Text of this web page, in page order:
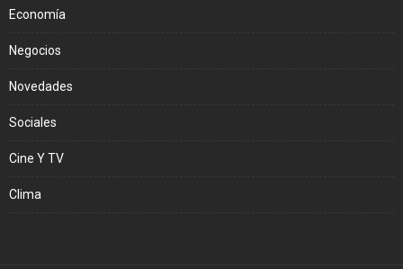
Economía
Negocios
Novedades
Sociales
Cine Y TV
Clima